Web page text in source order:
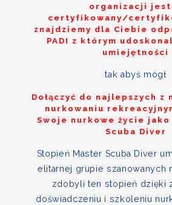
organizacji
certyfikowany/
znajdziemy dla Ciebie
PADI z którym
umiejętności
tak abyś mógł
Dołączyć do najlepszych z
nurkowaniu
Swoje nurkowe życie jako
Scuba Diver
Stopień Master Scuba Diver
elitarnej grupie szanowanych
zdobyli ten stopień dzięki
doświadczeniu i szkoleniu